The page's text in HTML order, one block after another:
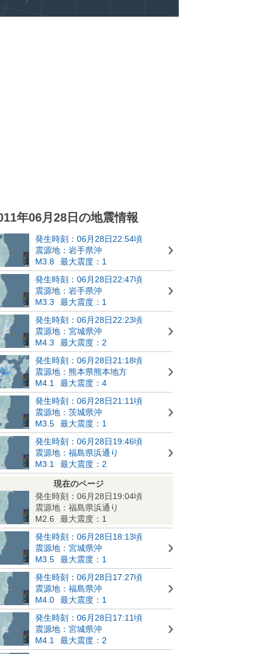
年06月28日の地震情報
発生時刻：06月28日22:54頃
震源地：岩手県沖
M3.8
最大震度：1
発生時刻：06月28日22:47頃
震源地：岩手県沖
M3.3
最大震度：1
発生時刻：06月28日22:23頃
震源地：宮城県沖
M4.3
最大震度：2
発生時刻：06月28日21:18頃
震源地：熊本県熊本地方
M4.1
最大震度：4
発生時刻：06月28日21:11頃
震源地：茨城県沖
M3.5
最大震度：1
発生時刻：06月28日19:46頃
震源地：福島県浜通り
M3.1
最大震度：2
現在のページ
発生時刻：06月28日19:04頃
震源地：福島県浜通り
M2.6
最大震度：1
発生時刻：06月28日18:13頃
震源地：宮城県沖
M3.5
最大震度：1
発生時刻：06月28日17:27頃
震源地：福島県沖
M4.0
最大震度：1
発生時刻：06月28日17:11頃
震源地：宮城県沖
M4.1
最大震度：2